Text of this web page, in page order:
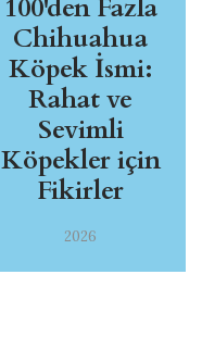
100'den Fazla
Chihuahua
Köpek İsmi:
Rahat ve
Sevimli
Köpekler için
Fikirler
2026